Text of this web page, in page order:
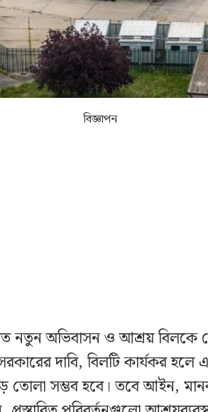
বিজ্ঞাপন
নতুন অভিবাসন ও আশ্রয় বিলকে
দাবি, বিলটি কার্যকর হলে
তোলা সম্ভব হবে। তবে আইন,